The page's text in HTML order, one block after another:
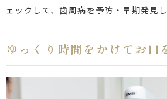
ェックして、歯周病を予防・早期発見し
ゆっくり時間をかけてお口